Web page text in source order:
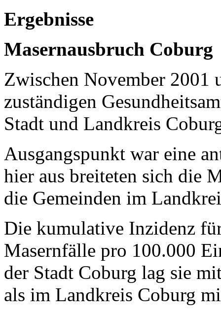
Ergebnisse
Masernausbruch Coburg
Zwischen November 2001
zuständigen
Stadt und Landkreis
Ausgangspunkt war eine
hier aus breiteten sich die
die Gemeinden im
Die kumulative Inzidenz
Masernfälle pro 100.000
der Stadt Coburg lag sie
als im Landkreis Coburg